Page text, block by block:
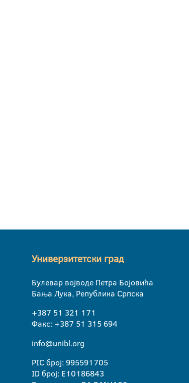
Универзитетски град
Булевар војводе Петра Бојовића
Бања Лука, Република Српска
+387 51 321 171
Факс: +387 51 315 694
info@unibl.org
PIC број: 995591705
ID број: E10186843